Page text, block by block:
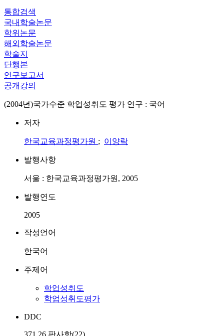
통합검색
국내학술논문
학위논문
해외학술논문
학술지
단행본
연구보고서
공개강의
(2004년)국가수준 학업성취도 평가 연구 : 국어
저자
한국교육과정평가원 ; 이양락
발행사항
서울 : 한국교육과정평가원, 2005
발행연도
2005
작성언어
한국어
주제어
학업성취도
학업성취도평가
DDC
371.26 판사항(22)